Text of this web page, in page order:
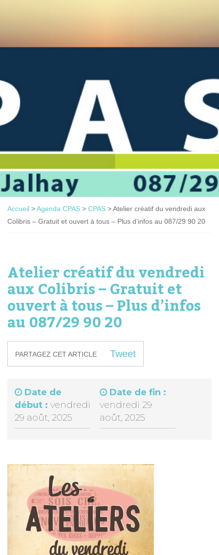
Accueil >Agenda CPAS > CPAS >Atelier créatif du vendredi aux
Colibris – Gratuit et ouvert à tous – Plus d’infos au 087/29 90 20
Atelier créatif du vendredi
aux Colibris – Gratuit et
ouvert à tous – Plus d’infos
au 087/29 90 20
PARTAGEZ CET ARTICLE Tweet
Date de
début : vendredi
29 août, 2025
Date de fin :
vendredi 29
août, 2025